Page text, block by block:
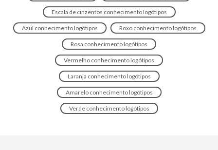
Escala de cinzentos conhecimento logótipos
Azul conhecimento logótipos Roxo conhecimento logótipos
Rosa conhecimento logótipos
Vermelho conhecimento logótipos
Laranja conhecimento logótipos
Amarelo conhecimento logótipos
Verde conhecimento logótipos